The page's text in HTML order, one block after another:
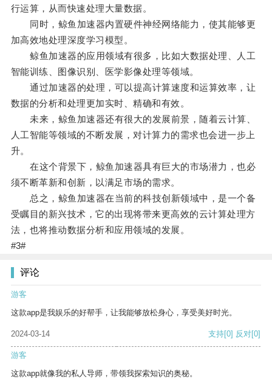
行运算，从而快速处理大量数据。
同时，鲸鱼加速器内置硬件神经网络能力，使其能够更
加高效地处理深度学习模型。
鲸鱼加速器的应用领域有很多，比如大数据处理、人工
智能训练、图像识别、医学影像处理等领域。
通过加速器的处理，可以提高计算速度和运算效率，让
数据的分析和处理更加实时、精确和有效。
未来，鲸鱼加速器还有很大的发展前景，随着云计算、
人工智能等领域的不断发展，对计算力的需求也会进一步上
升。
在这个背景下，鲸鱼加速器具有巨大的市场潜力，也必
须不断革新和创新，以满足市场的需求。
总之，鲸鱼加速器在当前的科技创新领域中，是一个备
受瞩目的新兴技术，它的出现将带来更高效的云计算处理方
法，也将推动数据分析和应用领域的发展。
#3#
评论
游客
这款app是我娱乐的好帮手，让我能够放松身心，享受美好时光。
2024-03-14 支持[0] 反对[0]
游客
这款app就像我的私人导师，带领我探索知识的奥秘。